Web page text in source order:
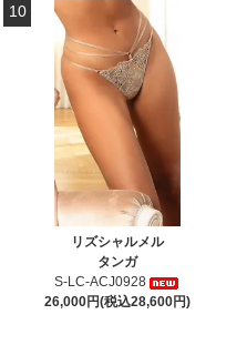
10
リズシャルメル
タンガ
S-LC-ACJ0928
26,000円(税込28,600円)